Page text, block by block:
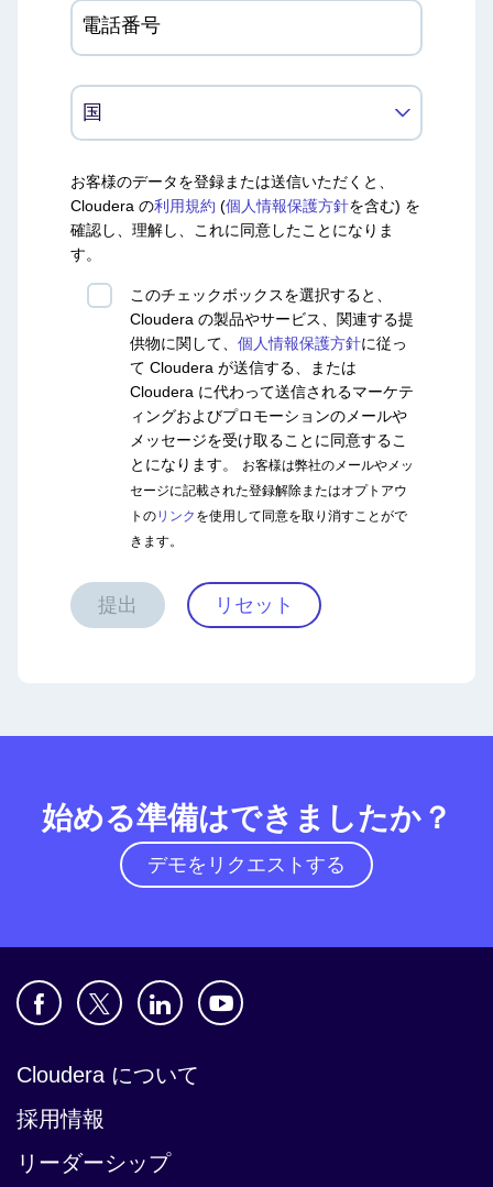
電話番号
お客様のデータを登録または送信いただくと、
Cloudera の利用規約 (個人情報保護方針を含む) を
確認し、理解し、これに同意したことになりま
す。
このチェックボックスを選択すると、
Cloudera の製品やサービス、関連する提
供物に関して、 個人情報保護方針に従っ
て Cloudera が送信する、または
Cloudera に代わって送信されるマーケテ
ィングおよびプロモーションのメールや
メッセージを受け取ることに同意するこ
とになります。
お客様は弊社のメールやメッ
セージに記載された登録解除またはオプトアウ
トのリンク を使用して同意を取り消すことがで
きます。
提出 リセット
始める準備はできましたか？
デモをリクエストする
Cloudera について
採用情報
リーダーシップ